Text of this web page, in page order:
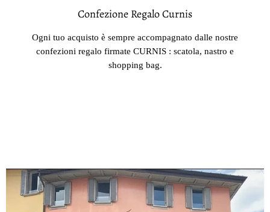
Confezione Regalo Curnis
Ogni tuo acquisto è sempre accompagnato dalle nostre
confezioni regalo firmate CURNIS : scatola, nastro e
shopping bag.